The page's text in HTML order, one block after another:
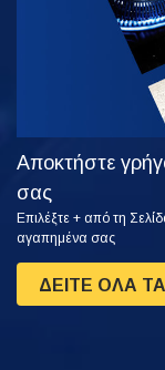
Αποκτήστε
σας
Επιλέξτε + από τη
αγαπημένα σας
ΔΕΙΤΕ ΟΛΑ